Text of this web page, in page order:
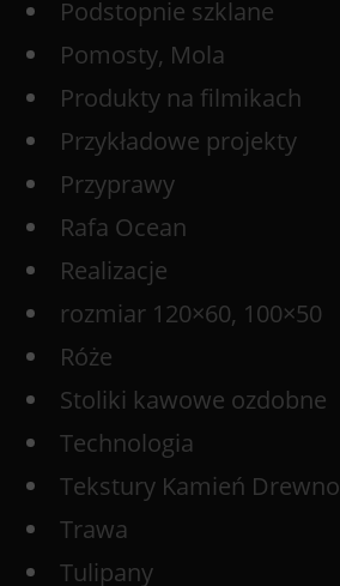
Podstopnie szklane
Pomosty, Mola
Produkty na filmikach
Przykładowe projekty
Przyprawy
Rafa Ocean
Realizacje
rozmiar 120×60, 100×50
Róże
Stoliki kawowe ozdobne
Technologia
Tekstury Kamień Drewno
Trawa
Tulipany